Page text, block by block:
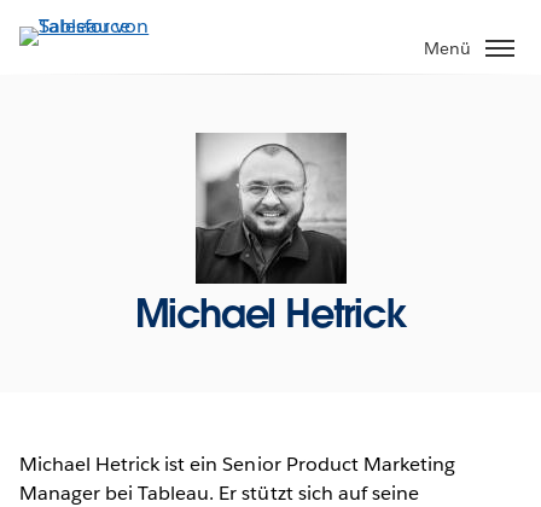
Direkt
zum
Menü
Michael Hetrick
Michael Hetrick ist ein Senior Product Marketing
Manager bei Tableau. Er stützt sich auf seine